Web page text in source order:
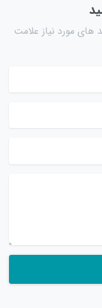
های مورد نیاز علامت